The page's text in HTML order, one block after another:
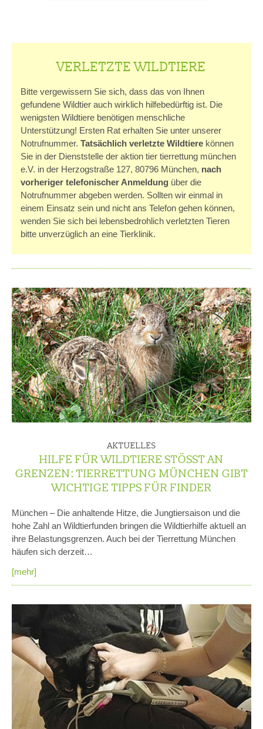
VERLETZTE WILDTIERE
Bitte vergewissern Sie sich, dass das von Ihnen
gefundene Wildtier auch wirklich hilfebedürftig ist. Die
wenigsten Wildtiere benötigen menschliche
Unterstützung! Ersten Rat erhalten Sie unter unserer
Notrufnummer. Tatsächlich verletzte Wildtiere können
Sie in der Dienststelle der aktion tier tierrettung münchen
e.V. in der Herzogstraße 127, 80796 München, nach
vorheriger telefonischer Anmeldung über die
Notrufnummer abgeben werden. Sollten wir einmal in
einem Einsatz sein und nicht ans Telefon gehen können,
wenden Sie sich bei lebensbedrohlich verletzten Tieren
bitte unverzüglich an eine Tierklinik.
AKTUELLES
HILFE FÜR WILDTIERE STÖSST AN G
RENZEN: TIERRETTUNG MÜNCHEN GIBT W
ICHTIGE TIPPS FÜR FINDER
München – Die anhaltende Hitze, die Jungtiersaison und die
hohe Zahl an Wildtierfunden bringen die Wildtierhilfe aktuell an
ihre Belastungsgrenzen. Auch bei der Tierrettung München
häufen sich derzeit…
[mehr]